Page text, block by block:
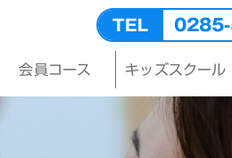
TEL
会員コース キッズスクール